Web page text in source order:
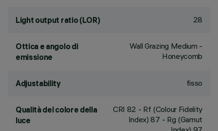
Light output ratio (LOR) 28
Ottica e angolo di
emissione
Wall Grazing Medium -
Honeycomb
Adjustability fisso
Qualità del colore della
luce
CRI 82 - Rf (Colour Fidelity
Index) 87 - Rg (Gamut